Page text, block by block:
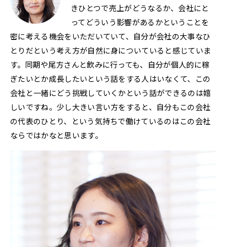
きひとつで売上がどうなるか、会社にと
ってどういう影響があるかということを
密に考える機会をいただいていて、自分が会社の大事なひ
とりだという考え方が自然に身についていると感じていま
す。同期や尾方さんと飲みに行っても、自分が個人的に稼
ぎたいとか成長したいという話をする人はいなくて、この
会社と一緒にどう挑戦していくかという話ができるのは嬉
しいですね。少し大きい言い方をすると、自分もこの会社
の代表のひとり、という気持ちで働けているのはこの会社
ならではかなと思います。